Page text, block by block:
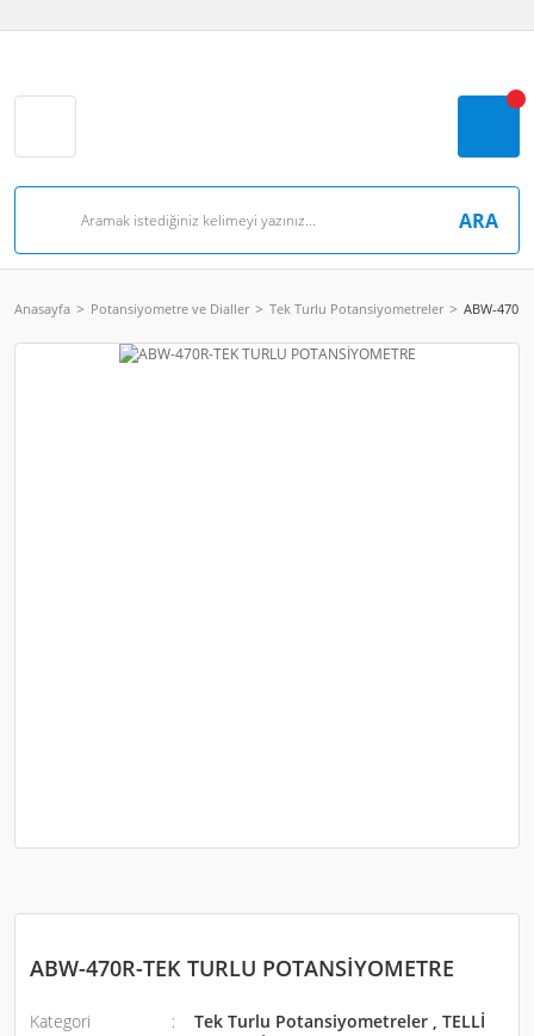
ARA
Anasayfa Potansiyometre ve Dialler Tek Turlu Potansiyometreler ABW-470R-
ABW-470R-TEK TURLU POTANSİYOMETRE
Kategori Tek Turlu Potansiyometreler ,TELLİ